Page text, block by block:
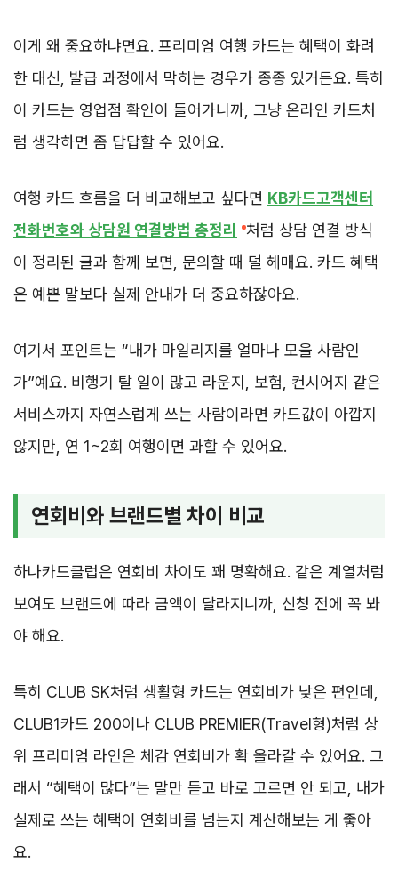
이게 왜 중요하냐면요. 프리미엄 여행 카드는 혜택이 화려
한 대신, 발급 과정에서 막히는 경우가 종종 있거든요. 특히
이 카드는 영업점 확인이 들어가니까, 그냥 온라인 카드처
럼 생각하면 좀 답답할 수 있어요.
여행 카드 흐름을 더 비교해보고 싶다면 KB카드고객센터
전화번호와 상담원 연결방법 총정리
처럼 상담 연결 방식
이 정리된 글과 함께 보면, 문의할 때 덜 헤매요. 카드 혜택
은 예쁜 말보다 실제 안내가 더 중요하잖아요.
여기서 포인트는 “내가 마일리지를 얼마나 모을 사람인
가”예요. 비행기 탈 일이 많고 라운지, 보험, 컨시어지 같은
서비스까지 자연스럽게 쓰는 사람이라면 카드값이 아깝지
않지만, 연 1~2회 여행이면 과할 수 있어요.
연회비와 브랜드별 차이 비교
하나카드클럽은 연회비 차이도 꽤 명확해요. 같은 계열처럼
보여도 브랜드에 따라 금액이 달라지니까, 신청 전에 꼭 봐
야 해요.
특히 CLUB SK처럼 생활형 카드는 연회비가 낮은 편인데,
CLUB1카드 200이나 CLUB PREMIER(Travel형)처럼 상
위 프리미엄 라인은 체감 연회비가 확 올라갈 수 있어요. 그
래서 “혜택이 많다”는 말만 듣고 바로 고르면 안 되고, 내가
실제로 쓰는 혜택이 연회비를 넘는지 계산해보는 게 좋아
요.